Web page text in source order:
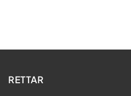
RETTAR